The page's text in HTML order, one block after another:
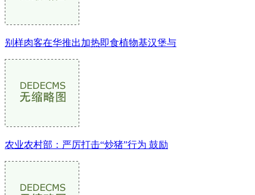
别样肉客在华推出加热即食植物基汉堡与
农业农村部：严厉打击“炒猪”行为 鼓励